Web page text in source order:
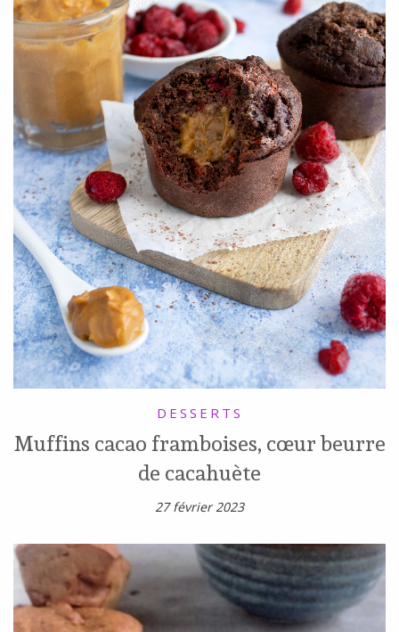
DESSERTS
Muffins cacao framboises, cœur beurre
de cacahuète
27 février 2023